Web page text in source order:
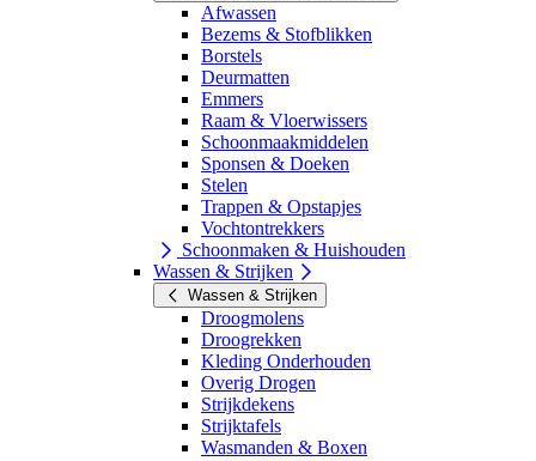
Afwassen
Bezems & Stofblikken
Borstels
Deurmatten
Emmers
Raam & Vloerwissers
Schoonmaakmiddelen
Sponsen & Doeken
Stelen
Trappen & Opstapjes
Vochtontrekkers
Schoonmaken & Huishouden
Wassen & Strijken
Wassen & Strijken
Droogmolens
Droogrekken
Kleding Onderhouden
Overig Drogen
Strijkdekens
Strijktafels
Wasmanden & Boxen